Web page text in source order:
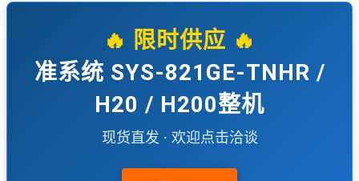
🔥 限时供应 🔥
准系统 SYS-821GE-TNHR /
H20 / H200整机
现货直发 · 欢迎点击洽谈